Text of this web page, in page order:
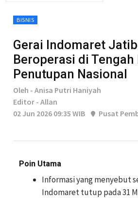
BISNIS
Gerai Indomaret
Beroperasi di Tengah
Penutupan Nasional
Oleh - Anisa Putri Haniyah
Editor - Allan
02 Jun 2026 09:35 WIB
Pusat
Poin Utama
Informasi yang menyebut
Indomaret tutup pada 31